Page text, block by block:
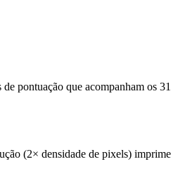
pontuação que acompanham os 31
(2× densidade de pixels) imprime